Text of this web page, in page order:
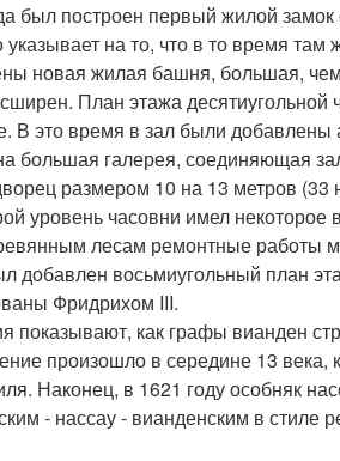
был построен первый жилой
указывает на то, что в то время
новая жилая башня, большая,
План этажа
В это время в зал были
большая галерея, соединяющая
размером 10 на 13 метров
уровень часовни имел
лесам ремонтные работы
добавлен восьмиугольный план
Фридрихом III.
показывают, как графы вианден
произошло в середине 13
Наконец, в 1621 году особняк
- нассау - вианденским в стиле